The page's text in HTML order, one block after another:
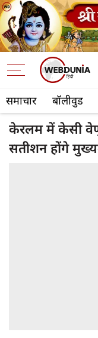
समाचार बॉलीवुड
केरलम में केसी
सतीशन होंगे